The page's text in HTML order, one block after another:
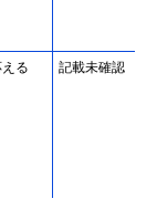
る
記載未確認